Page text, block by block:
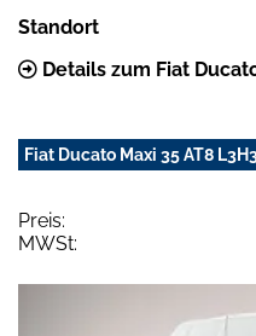
Standort
Details zum Fiat
Fiat Ducato Maxi 35 AT8
Preis:
MWSt: